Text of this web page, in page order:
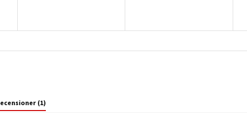
Recensioner (1)